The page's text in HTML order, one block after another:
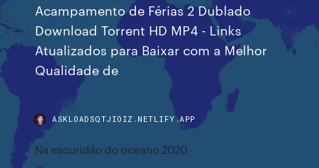
Acampamento de Férias 2 Dublado
Download Torrent HD MP4 - Links
Atualizados para Baixar com a Melhor
Qualidade de
ASKLOADSQTJIOIZ.NETLIFY.APP
Na escuridão do oceano 2020